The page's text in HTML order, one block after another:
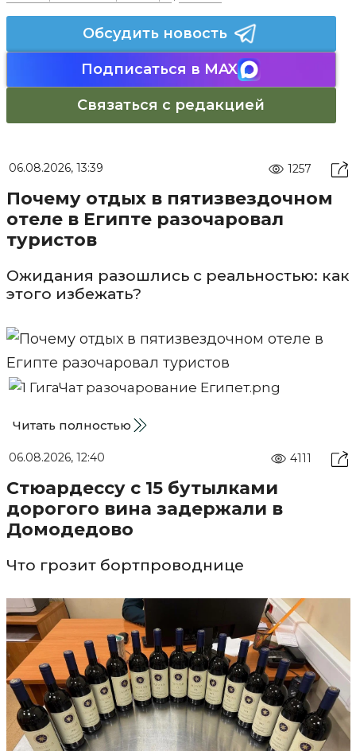
Обсудить новость
Подписаться в MAX
Связаться с редакцией
06.08.2026, 13:39 1257
Почему отдых в пятизвездочном
отеле в Египте разочаровал
туристов
Ожидания разошлись с реальностью: как
этого избежать?
Читать полностью
06.08.2026, 12:40 4111
Стюардессу с 15 бутылками
дорогого вина задержали в
Домодедово
Что грозит бортпроводнице